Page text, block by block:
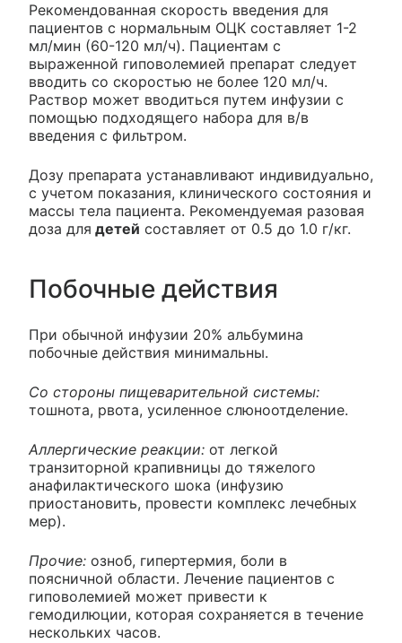
Рекомендованная скорость введения для
пациентов с нормальным ОЦК составляет 1-2
мл/мин (60-120 мл/ч). Пациентам с
выраженной гиповолемией препарат следует
вводить со скоростью не более 120 мл/ч.
Раствор может вводиться путем инфузии с
помощью подходящего набора для в/в
введения с фильтром.
Дозу препарата устанавливают индивидуально,
с учетом показания, клинического состояния и
массы тела пациента. Рекомендуемая разовая
доза для детей составляет от 0.5 до 1.0 г/кг.
Побочные действия
При обычной инфузии 20% альбумина
побочные действия минимальны.
Со стороны пищеварительной системы:
тошнота, рвота, усиленное слюноотделение.
Аллергические реакции: от легкой
транзиторной крапивницы до тяжелого
анафилактического шока (инфузию
приостановить, провести комплекс лечебных
мер).
Прочие: озноб, гипертермия, боли в
поясничной области. Лечение пациентов с
гиповолемией может привести к
гемодилюции, которая сохраняется в течение
нескольких часов.